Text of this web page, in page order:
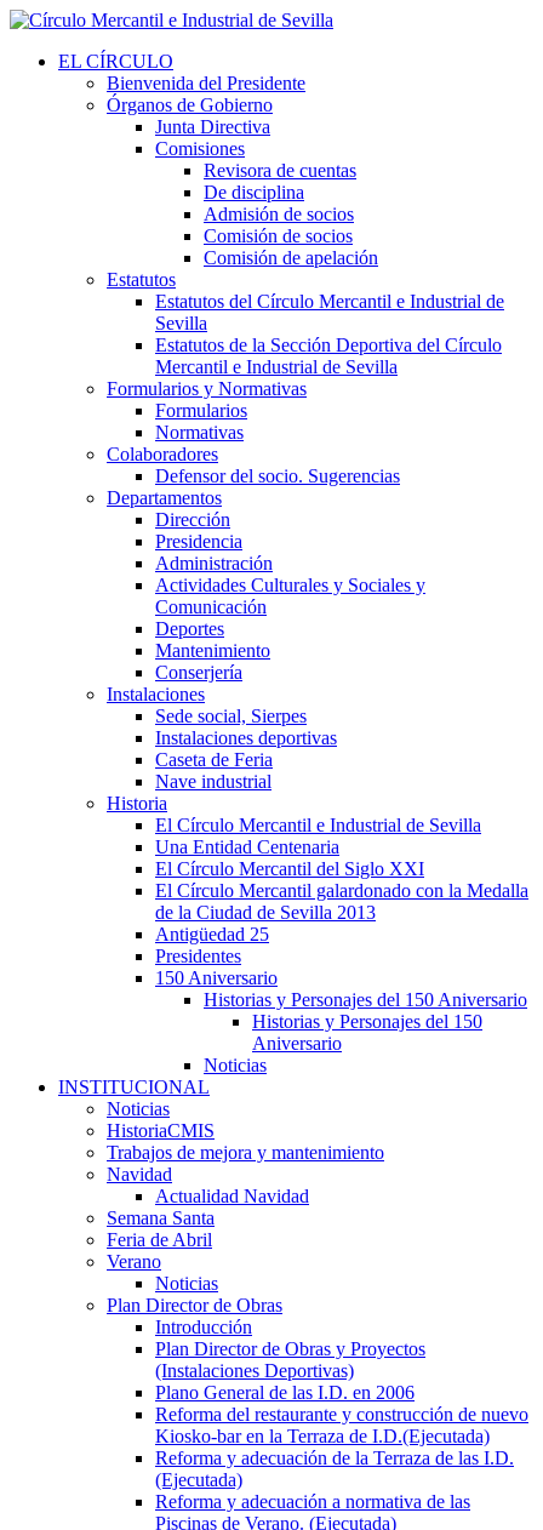
EL CÍRCULO
Bienvenida del Presidente
Órganos de Gobierno
Junta Directiva
Comisiones
Revisora de cuentas
De disciplina
Admisión de socios
Comisión de socios
Comisión de apelación
Estatutos
Estatutos del Círculo Mercantil e Industrial de
Sevilla
Estatutos de la Sección Deportiva del Círculo
Mercantil e Industrial de Sevilla
Formularios y Normativas
Formularios
Normativas
Colaboradores
Defensor del socio. Sugerencias
Departamentos
Dirección
Presidencia
Administración
Actividades Culturales y Sociales y
Comunicación
Deportes
Mantenimiento
Conserjería
Instalaciones
Sede social, Sierpes
Instalaciones deportivas
Caseta de Feria
Nave industrial
Historia
El Círculo Mercantil e Industrial de Sevilla
Una Entidad Centenaria
El Círculo Mercantil del Siglo XXI
El Círculo Mercantil galardonado con la Medalla
de la Ciudad de Sevilla 2013
Antigüedad 25
Presidentes
150 Aniversario
Historias y Personajes del 150 Aniversario
Historias y Personajes del 150
Aniversario
Noticias
INSTITUCIONAL
Noticias
HistoriaCMIS
Trabajos de mejora y mantenimiento
Navidad
Actualidad Navidad
Semana Santa
Feria de Abril
Verano
Noticias
Plan Director de Obras
Introducción
Plan Director de Obras y Proyectos
(Instalaciones Deportivas)
Plano General de las I.D. en 2006
Reforma del restaurante y construcción de nuevo
Kiosko-bar en la Terraza de I.D.(Ejecutada)
Reforma y adecuación de la Terraza de las I.D.
(Ejecutada)
Reforma y adecuación a normativa de las
Piscinas de Verano. (Ejecutada)